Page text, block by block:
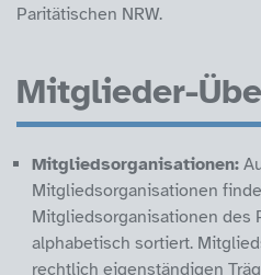
Paritätischen NRW.
Mitglieder-
Mitgliedsorganisationen:
Mitgliedsorganisationen
Mitgliedsorganisationen des
alphabetisch sortiert.
rechtlich eigenständigen